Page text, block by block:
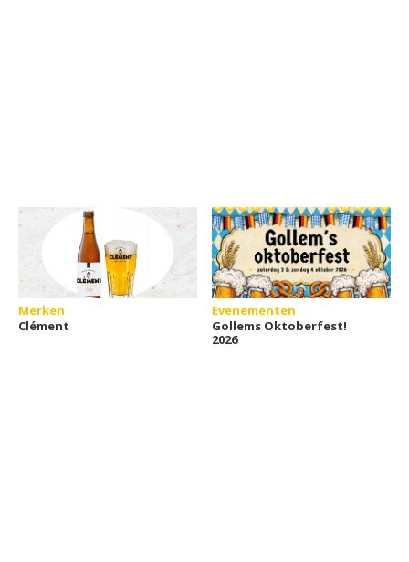
Merken
Clément
Evenementen
Gollems Oktoberfest!
2026